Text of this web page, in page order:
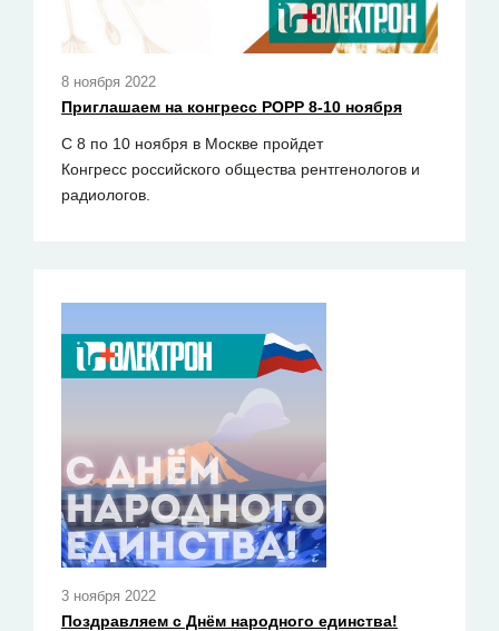
8 ноября 2022
Приглашаем на конгресс РОРР 8-10 ноября
C 8 по 10 ноября в Москве пройдет
Конгресс российского общества рентгенологов и
радиологов.
3 ноября 2022
Поздравляем с Днём народного единства!